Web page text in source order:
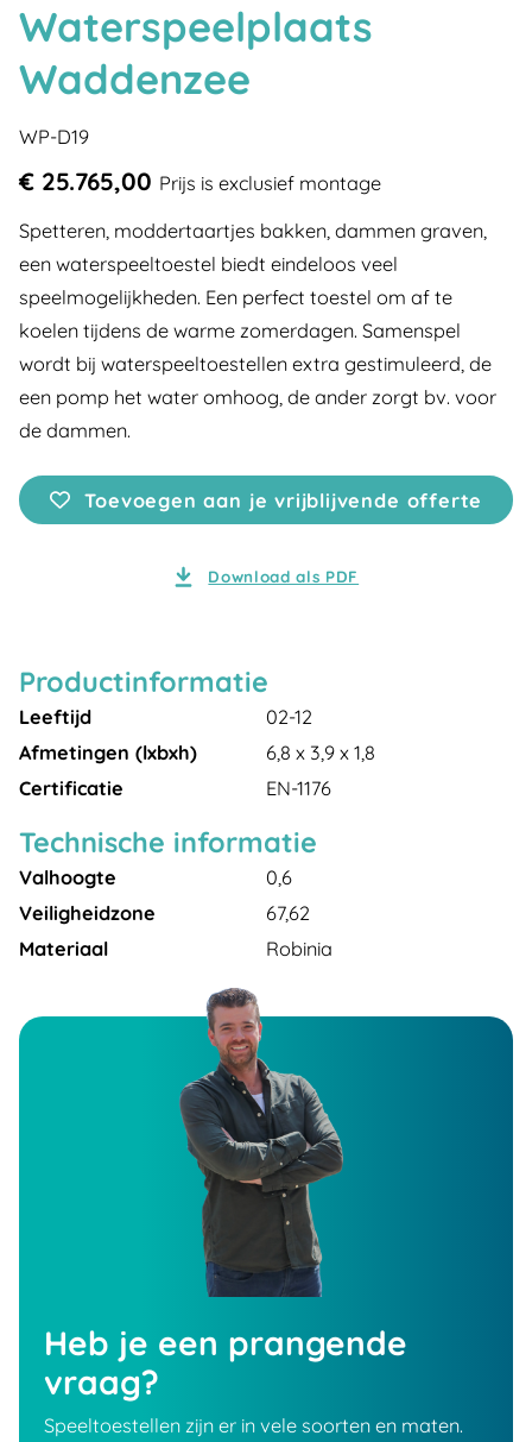
Waterspeelplaats
Waddenzee
WP-D19
€ 25.765,00 Prijs is exclusief montage
Spetteren, moddertaartjes bakken, dammen graven,
een waterspeeltoestel biedt eindeloos veel
speelmogelijkheden. Een perfect toestel om af te
koelen tijdens de warme zomerdagen. Samenspel
wordt bij waterspeeltoestellen extra gestimuleerd, de
een pomp het water omhoog, de ander zorgt bv. voor
de dammen.
Toevoegen aan je vrijblijvende offerte
Download als PDF
Productinformatie
Leeftijd
02-12
Afmetingen (lxbxh)
6,8 x 3,9 x 1,8
Certificatie
EN-1176
Technische informatie
Valhoogte
0,6
Veiligheidzone
67,62
Materiaal
Robinia
Heb je een prangende
vraag?
Speeltoestellen zijn er in vele soorten en maten.